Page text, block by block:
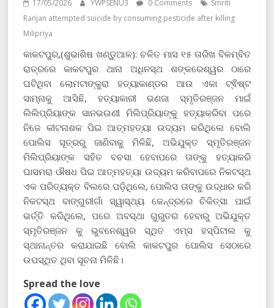
17/05/2026 YWPSENU3 0 Comments
Smriti
Ranjan attempted suicide by consuming pesticide after killing
Milipriya
କାକଟପୁର,(ଶୁଭାଶିଷ ଖଣ୍ଡୁଆଳ): ଚଳିତ ମାସ ୧୫ ତାରିଖ ବିଳମ୍ବିତ
ରାତ୍ରରେ କାକଟପୁର ଥାନା ଅଧିନସ୍ଥ ଶଙ୍କରେଶ୍ୱର ଠାରେ
ଘଟିଥିବା ଲୋମଟାଙ୍କୁରା ହତ୍ୟାକାଣ୍ଡର ଆଉ ଏକା ଟ୍ଵିଷ୍ଟ
ସାମ୍ନାକୁ ଆସିଛି, ହତ୍ୟାକାରୀ ଭଣଜା ସ୍ମୃତିରଞ୍ଜନ ମାଇଁ
ଲିଲିପ୍ରିୟାଙ୍କ ସାନଭଉଣୀ ମିଲିପ୍ରିୟାଙ୍କୁ ହତ୍ୟାକରିବା ପରେ
ନିଜେ କୀଟନାଶକ ପିଇ ଆତ୍ମହତ୍ୟା ଉଦ୍ୟମ କରିଥିଲେ ବୋଲି
ପୋଲିସ ସୂତ୍ରରୁ ଜାଣିବାକୁ ମିଳିଛି, ଅଭିଯୁକ୍ତ ସ୍ମୃତିରଞ୍ଜନ
ମିଲିପ୍ରିୟାଙ୍କ ସହିତ ବଚସା ହେବାପରେ ତାଙ୍କୁ ହତ୍ୟାକରି
ଘାସମରା ଔଷଧ ପିଇ ଆତ୍ମହତ୍ୟା ଉଦ୍ୟମ କରିବାପରେ ନିକଟସ୍ଥ
ଏକ ପରିତ୍ୟକ୍ତ ବିଲରେ ପଡ଼ିଥିଲେ, ପୋଲିସ ତାଙ୍କୁ ଉଦ୍ଧାର କରି
ନିକଟସ୍ଥ ବାଙ୍ଗୁରୀଗାଁ ସ୍ୱାସ୍ଥ୍ୟ କେନ୍ଦ୍ରରେ ଚିକିତ୍ସା ପାଇଁ
ଭର୍ତ୍ତି କରିଥିଲେ, ପରେ ଅବସ୍ଥା ଗୁରୁତର ହେବାରୁ ଅଭିଯୁକ୍ତ
ସ୍ମୃତିରଞ୍ଜନ କୁ ଭୁବନେଶ୍ୱର ସ୍ଥିତ ଏମ୍ସ ହସ୍ପିଟାଲ କୁ
ସ୍ଥାନାନ୍ତର କରାଯାଇଛି ବୋଲି କାକଟପୁର ପୋଲିସ ସେଠାରେ
ଉପସ୍ଥିତ ଥିବା ସୂଚନା ମିଳିଛି।
Spread the love